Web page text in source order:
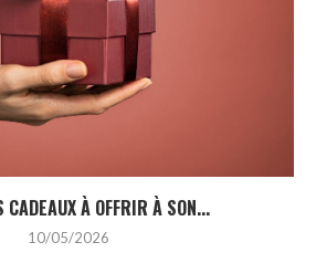
CADEAUX À OFFRIR À SON...
10/05/2026